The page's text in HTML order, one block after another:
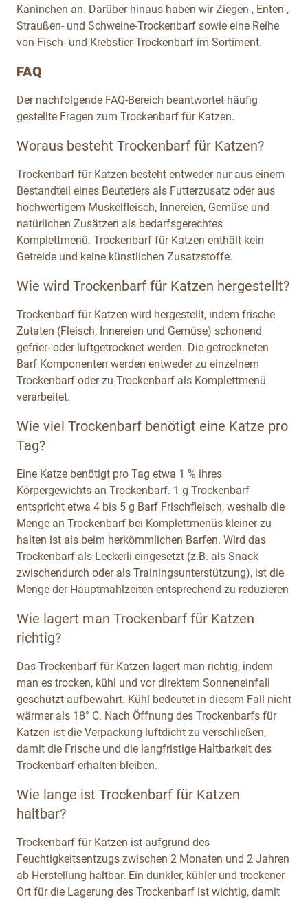
Kaninchen an. Darüber hinaus haben wir Ziegen-, Enten-,
Straußen- und Schweine-Trockenbarf sowie eine Reihe
von Fisch- und Krebstier-Trockenbarf im Sortiment.
FAQ
Der nachfolgende FAQ-Bereich beantwortet häufig
gestellte Fragen zum Trockenbarf für Katzen.
Woraus besteht Trockenbarf für Katzen?
Trockenbarf für Katzen besteht entweder nur aus einem
Bestandteil eines Beutetiers als Futterzusatz oder aus
hochwertigem Muskelfleisch, Innereien, Gemüse und
natürlichen Zusätzen als bedarfsgerechtes
Komplettmenü. Trockenbarf für Katzen enthält kein
Getreide und keine künstlichen Zusatzstoffe.
Wie wird Trockenbarf für Katzen hergestellt?
Trockenbarf für Katzen wird hergestellt, indem frische
Zutaten (Fleisch, Innereien und Gemüse) schonend
gefrier- oder luftgetrocknet werden. Die getrockneten
Barf Komponenten werden entweder zu einzelnem
Trockenbarf oder zu Trockenbarf als Komplettmenü
verarbeitet.
Wie viel Trockenbarf benötigt eine Katze pro
Tag?
Eine Katze benötigt pro Tag etwa 1 % ihres
Körpergewichts an Trockenbarf. 1 g Trockenbarf
entspricht etwa 4 bis 5 g Barf Frischfleisch, weshalb die
Menge an Trockenbarf bei Komplettmenüs kleiner zu
halten ist als beim herkömmlichen Barfen. Wird das
Trockenbarf als Leckerli eingesetzt (z.B. als Snack
zwischendurch oder als Trainingsunterstützung), ist die
Menge der Hauptmahlzeiten entsprechend zu reduzieren
Wie lagert man Trockenbarf für Katzen
richtig?
Das Trockenbarf für Katzen lagert man richtig, indem
man es trocken, kühl und vor direktem Sonneneinfall
geschützt aufbewahrt. Kühl bedeutet in diesem Fall nicht
wärmer als 18° C. Nach Öffnung des Trockenbarfs für
Katzen ist die Verpackung luftdicht zu verschließen,
damit die Frische und die langfristige Haltbarkeit des
Trockenbarf erhalten bleiben.
Wie lange ist Trockenbarf für Katzen
haltbar?
Trockenbarf für Katzen ist aufgrund des
Feuchtigkeitsentzugs zwischen 2 Monaten und 2 Jahren
ab Herstellung haltbar. Ein dunkler, kühler und trockener
Ort für die Lagerung des Trockenbarf ist wichtig, damit